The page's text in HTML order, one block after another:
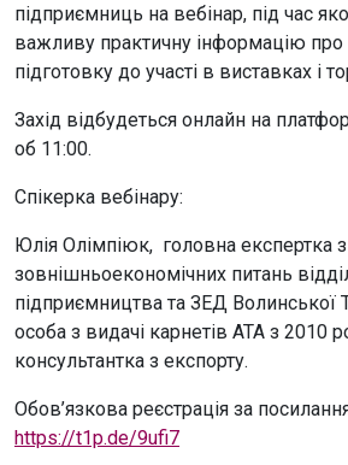
підприємниць на вебінар, під час
важливу практичну інформацію про
підготовку до участі в виставках і
Захід відбудеться онлайн на
об 11:00.
Спікерка вебінару:
Юлія Олімпіюк, головна експертка з
зовнішньоекономічних питань
підприємництва та ЗЕД
особа з видачі карнетів АТА з 2010
консультантка з експорту.
Обов’язкова реєстрація за
https://t1p.de/9ufi7